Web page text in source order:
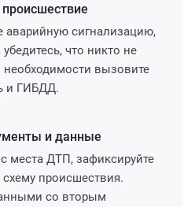
происшествие
аварийную сигнализацию,
убедитесь, что никто не
необходимости вызовите
и ГИБДД.
и данные
места ДТП, зафиксируйте
происшествия.
со вторым